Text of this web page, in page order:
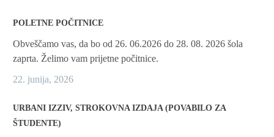
POLETNE POČITNICE
Obveščamo vas, da bo od 26. 06.2026 do 28. 08. 2026 šola
zaprta. Želimo vam prijetne počitnice.
22. junija, 2026
URBANI IZZIV, STROKOVNA IZDAJA (POVABILO ZA
ŠTUDENTE)